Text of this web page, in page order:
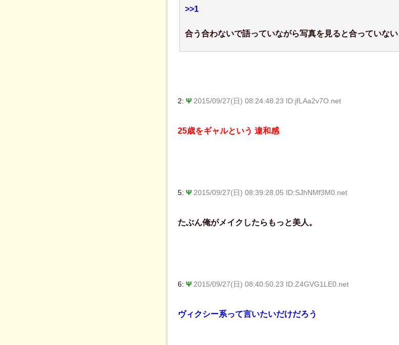
>>1
合う合わないで語っていながら写真を見ると合っていない
2: Ψ 2015/09/27(日) 08:24:48.23 ID:jfLAa2v7O.net
25歳をギャルという 違和感
5: Ψ 2015/09/27(日) 08:39:28.05 ID:SJhNMf3M0.net
たぶん俺がメイクしたらもっと美人。
6: Ψ 2015/09/27(日) 08:40:50.23 ID:Z4GVG1LE0.net
ヴィクシー系って言いたいだけだろう